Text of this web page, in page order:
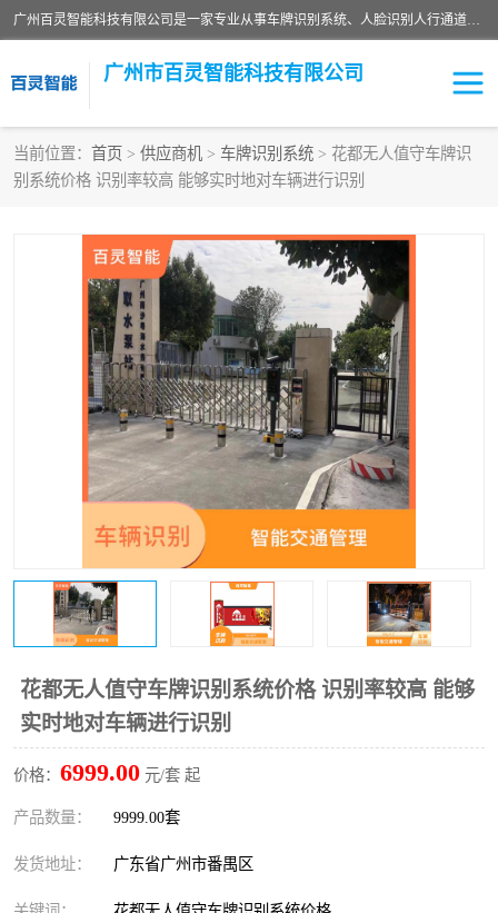
广州百灵智能科技有限公司是一家专业从事车牌识别系统、人脸识别人行通道、安防监控交通设施、停车场智能管理系统、停车场云平台、车牌识别一体机、自动道闸、通道设备、交通设施及交通划线等产品研发、生产和销售的高新技术企业。
广州市百灵智能科技有限公司
当前位置： 首页 > 供应商机 > 车牌识别系统 > 花都无人值守车牌识
别系统价格 识别率较高 能够实时地对车辆进行识别
花都无人值守车牌识别系统价格 识别率较高 能够
实时地对车辆进行识别
价格： 6999.00 元/套 起
产品数量： 9999.00套
发货地址： 广东省广州市番禺区
安防监控红外报警系统 车牌识别系统
人脸识别系统